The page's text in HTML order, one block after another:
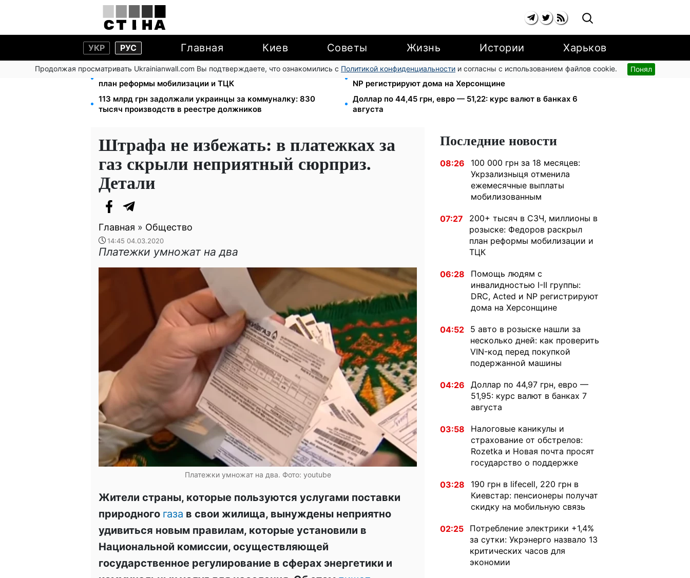
УКР РУС Главная Киев Советы Жизнь Истории Харьков
Продолжая просматривать Ukrainianwall.com Вы подтверждаете, что ознакомились с Политикой конфиденциальности и согласны с использованием файлов cookie. Понял
200+ тысяч в СЗЧ, миллионы в розыске: Федоров раскрыл
план реформы мобилизации и ТЦК
Помощь людям с инвалидностью I-II группы: DRC, Acted и
NP регистрируют дома на Херсонщине
113 млрд грн задолжали украинцы за коммуналку: 830
тысяч производств в реестре должников
Доллар по 44,45 грн, евро — 51,22: курс валют в банках 6
августа
Штрафа не избежать: в платежках за
газ скрыли неприятный сюрприз.
Детали
Главная » Общество
14:45 04.03.2020
Платежки умножат на два
Платежки умножат на два. Фото: youtube
Жители страны, которые пользуются услугами поставки
природного газа в свои жилища, вынуждены неприятно
удивиться новым правилам, которые установили в
Национальной комиссии, осуществляющей
государственное регулирование в сферах энергетики и
Последние новости
08:26
100 000 грн за 18 месяцев:
Укрзализныця отменила
ежемесячные выплаты
мобилизованным
07:27
200+ тысяч в СЗЧ, миллионы в
розыске: Федоров раскрыл
план реформы мобилизации и
ТЦК
06:28
Помощь людям с
инвалидностью I-II группы:
DRC, Acted и NP регистрируют
дома на Херсонщине
04:52
5 авто в розыске нашли за
несколько дней: как проверить
VIN-код перед покупкой
подержанной машины
04:26
Доллар по 44,97 грн, евро —
51,95: курс валют в банках 7
августа
03:58
Налоговые каникулы и
страхование от обстрелов:
Rozetka и Новая почта просят
государство о поддержке
03:28
190 грн в lifecell, 220 грн в
Киевстар: пенсионеры получат
скидку на мобильную связь
02:25
Потребление электрики +1,4%
за сутки: Укрэнерго назвало 13
критических часов для
экономии